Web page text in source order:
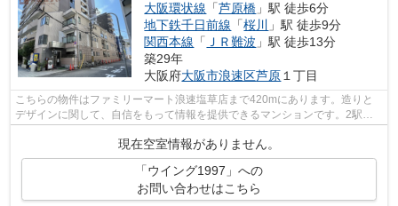
大阪環状線 「芦原橋 」駅 徒歩6分
地下鉄千日前線 「桜川
」駅 徒歩9分
関西本線 「 ＪＲ難波 」駅 徒歩13分
築29年
大阪府大阪市浪速区芦原１丁目
こちらの物件はファミリーマート浪速塩草店まで420mにあります。造りと
デザインに関して、自信をもって情報を提供できるマンションです。2駅利
現在空室情報がありません。
「ウイング1997」への
お問い合わせはこちら